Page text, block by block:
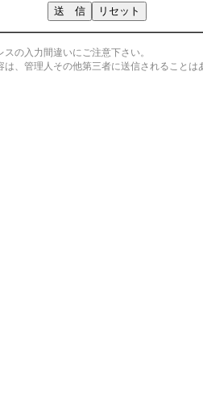
の入力間違いにご注意下さい。
、管理人その他第三者に送信されることは